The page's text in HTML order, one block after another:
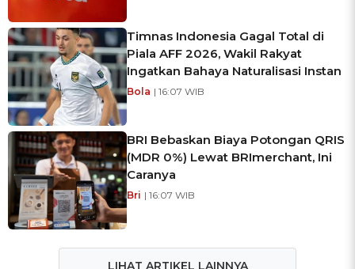
Timnas Indonesia Gagal Total di
Piala AFF 2026, Wakil Rakyat
Ingatkan Bahaya Naturalisasi Instan
Bola | 16:07 WIB
BRI Bebaskan Biaya Potongan QRIS
(MDR 0%) Lewat BRImerchant, Ini
Caranya
Bri | 16:07 WIB
LIHAT ARTIKEL LAINNYA